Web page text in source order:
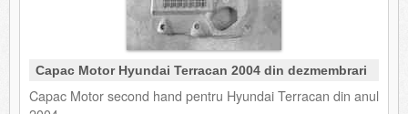
Capac Motor Hyundai Terracan 2004 din dezmembrari
Capac Motor second hand pentru Hyundai Terracan din anul